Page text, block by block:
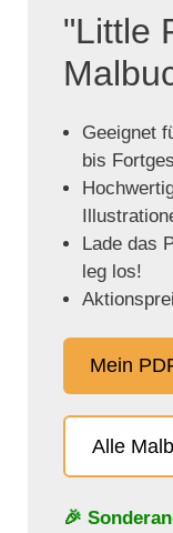
"Little
Geeignet
bis
Lade das
leg los!
Mein
Alle
🎉